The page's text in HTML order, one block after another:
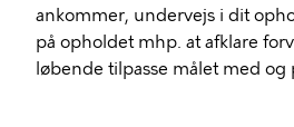
ankommer, undervejs i dit
på opholdet mhp. at afklare
løbende tilpasse målet med